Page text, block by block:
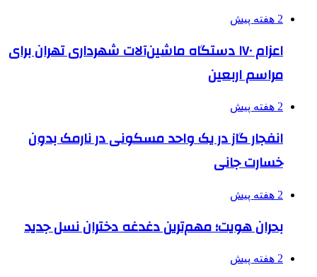
2 هفته پیش
اعزام ۱۷۰ دستگاه ماشین‌آلات شهرداری تهران برای
مراسم اربعین
2 هفته پیش
انفجار گاز در یک واحد مسکونی در نارمک بدون
خسارت جانی
2 هفته پیش
بحران هویت؛ مهم‌ترین دغدغه دختران نسل جدید
2 هفته پیش